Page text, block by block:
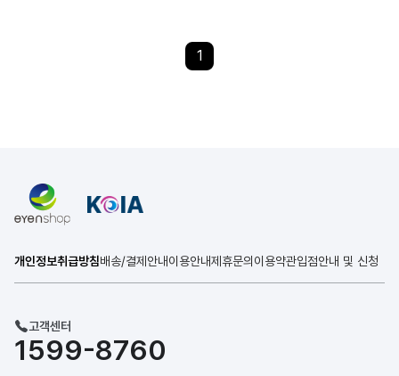
1
개인정보취급방침배송/결제안내이용안내제휴문의 이용약관입점안내 및 신청
고객센터
1599-8760